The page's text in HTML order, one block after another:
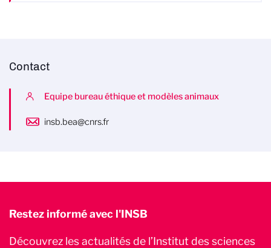
Contact
Equipe bureau éthique et modèles animaux
insb.bea@cnrs.fr
Restez informé avec l'INSB
Découvrez les actualités de l’Institut des sciences